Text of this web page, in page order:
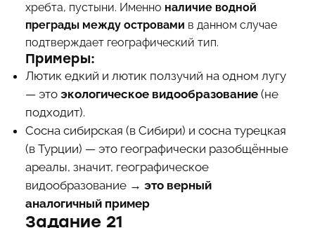
хребта, пустыни. Именно наличие водной
преграды между островами в данном случае
подтверждает географический тип.
Примеры:
Лютик едкий и лютик ползучий на одном лугу
— это экологическое видообразование(не
подходит).
Сосна сибирская (в Сибири) и сосна турецкая
(в Турции) — это географически разобщённые
ареалы, значит, географическое
видообразование → это верный
аналогичный пример
Задание 21